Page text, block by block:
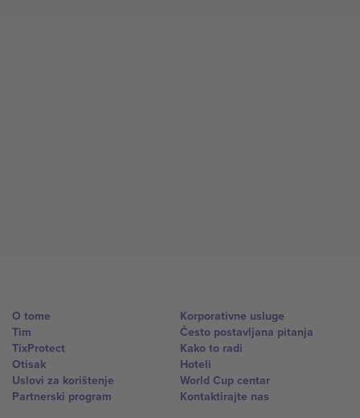
O tome
Tim
TixProtect
Otisak
Uslovi za korištenje
Partnerski program
Korporativne usluge
Često postavljana pitanja
Kako to radi
Hoteli
World Cup centar
Kontaktirajte nas